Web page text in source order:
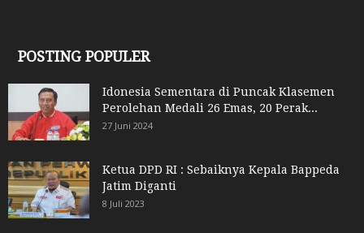
POSTING POPULER
Idonesia Sementara di Puncak Klasemen
Perolehan Medali 26 Emas, 20 Perak...
27 Juni 2024
Ketua DPD RI : Sebaiknya Kepala Bappeda
Jatim Diganti
8 Juli 2023